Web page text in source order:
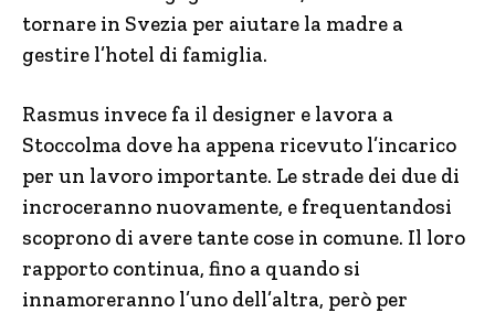
tornare in Svezia per aiutare la madre a
gestire l’hotel di famiglia.
Rasmus invece fa il designer e lavora a
Stoccolma dove ha appena ricevuto l’incarico
per un lavoro importante. Le strade dei due di
incroceranno nuovamente, e frequentandosi
scoprono di avere tante cose in comune. Il loro
rapporto continua, fino a quando si
innamoreranno l’uno dell’altra, però per